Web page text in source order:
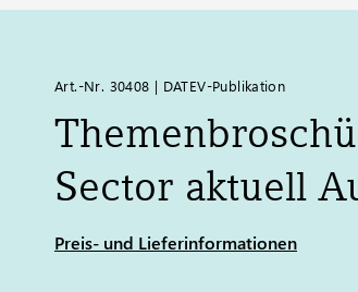
Art.-Nr. 30408 | DATEV-Publikation
Sector aktuell
Preis- und Lieferinformationen